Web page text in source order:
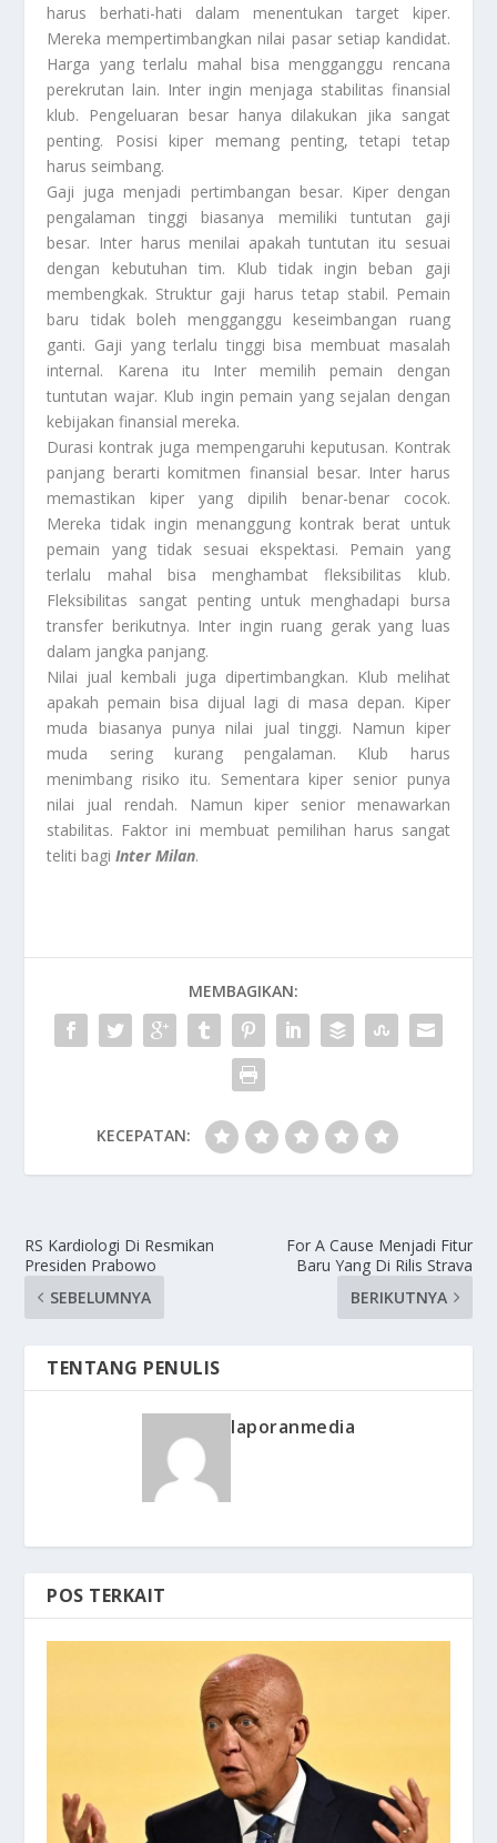
harus berhati-hati dalam menentukan target kiper.
Mereka mempertimbangkan nilai pasar setiap kandidat.
Harga yang terlalu mahal bisa mengganggu rencana
perekrutan lain. Inter ingin menjaga stabilitas finansial
klub. Pengeluaran besar hanya dilakukan jika sangat
penting. Posisi kiper memang penting, tetapi tetap
harus seimbang.
Gaji juga menjadi pertimbangan besar. Kiper dengan
pengalaman tinggi biasanya memiliki tuntutan gaji
besar. Inter harus menilai apakah tuntutan itu sesuai
dengan kebutuhan tim. Klub tidak ingin beban gaji
membengkak. Struktur gaji harus tetap stabil. Pemain
baru tidak boleh mengganggu keseimbangan ruang
ganti. Gaji yang terlalu tinggi bisa membuat masalah
internal. Karena itu Inter memilih pemain dengan
tuntutan wajar. Klub ingin pemain yang sejalan dengan
kebijakan finansial mereka.
Durasi kontrak juga mempengaruhi keputusan. Kontrak
panjang berarti komitmen finansial besar. Inter harus
memastikan kiper yang dipilih benar-benar cocok.
Mereka tidak ingin menanggung kontrak berat untuk
pemain yang tidak sesuai ekspektasi. Pemain yang
terlalu mahal bisa menghambat fleksibilitas klub.
Fleksibilitas sangat penting untuk menghadapi bursa
transfer berikutnya. Inter ingin ruang gerak yang luas
dalam jangka panjang.
Nilai jual kembali juga dipertimbangkan. Klub melihat
apakah pemain bisa dijual lagi di masa depan. Kiper
muda biasanya punya nilai jual tinggi. Namun kiper
muda sering kurang pengalaman. Klub harus
menimbang risiko itu. Sementara kiper senior punya
nilai jual rendah. Namun kiper senior menawarkan
stabilitas. Faktor ini membuat pemilihan harus sangat
teliti bagiInter Milan.
MEMBAGIKAN:
KECEPATAN:
RS Kardiologi Di Resmikan
Presiden Prabowo
SEBELUMNYA
For A Cause Menjadi Fitur
Baru Yang Di Rilis Strava
BERIKUTNYA
TENTANG PENULIS
laporanmedia
POS TERKAIT